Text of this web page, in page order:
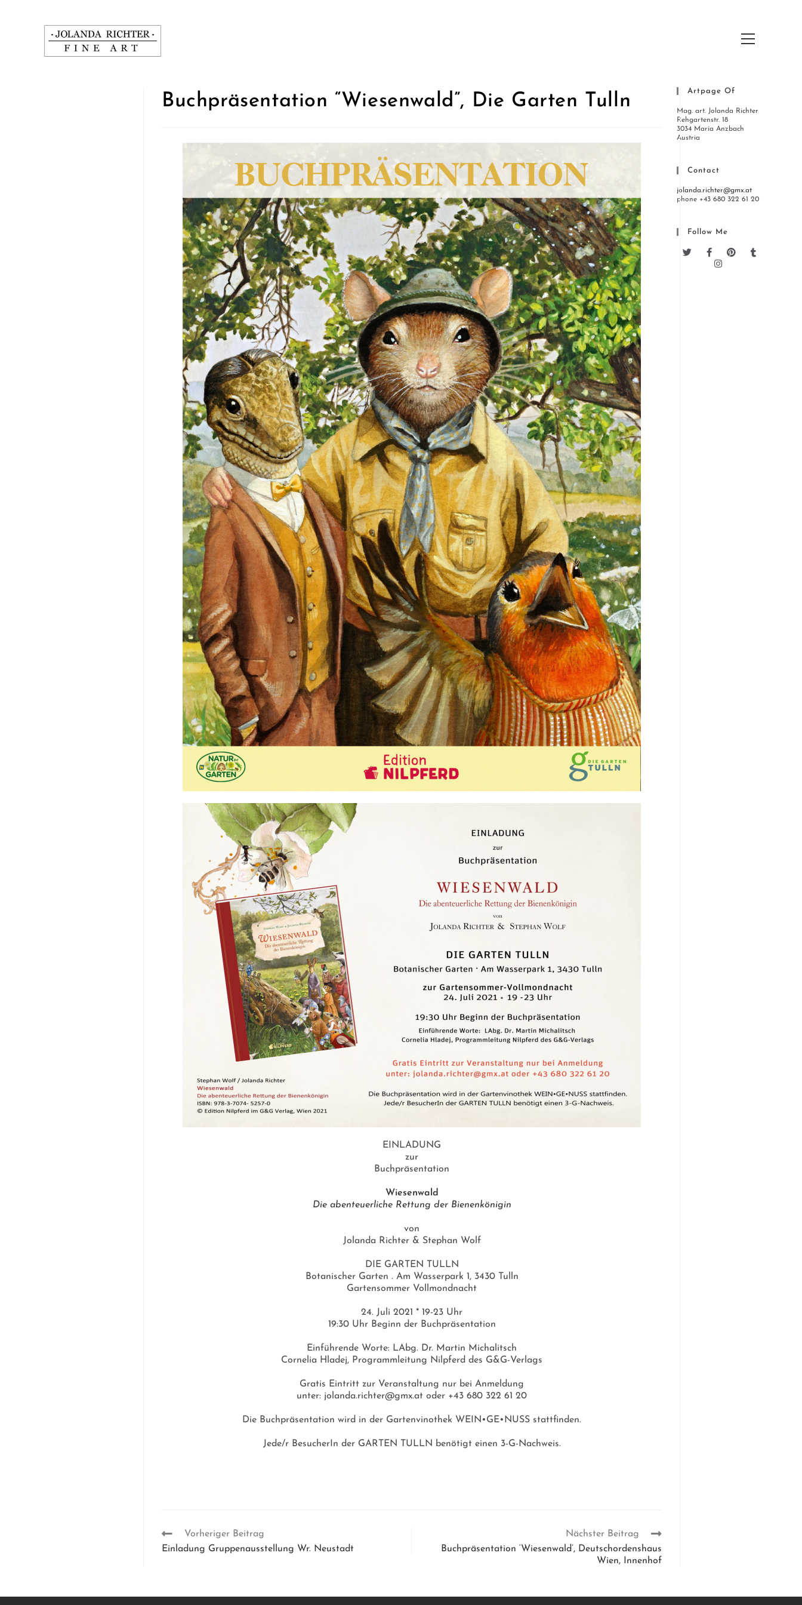
Buchpräsentation “Wiesenwald”, Die Garten Tulln
EINLADUNG
zur
Buchpräsentation
Wiesenwald
Die abenteuerliche Rettung der Bienenkönigin
von
Jolanda Richter & Stephan Wolf
DIE GARTEN TULLN
Botanischer Garten . Am Wasserpark 1, 3430 Tulln
Gartensommer Vollmondnacht
24. Juli 2021 * 19-23 Uhr
19:30 Uhr Beginn der Buchpräsentation
Einführende Worte: LAbg. Dr. Martin Michalitsch
Cornelia Hladej, Programmleitung Nilpferd des G&G-Verlags
Gratis Eintritt zur Veranstaltung nur bei Anmeldung
unter: jolanda.richter@gmx.at oder +43 680 322 61 20
Die Buchpräsentation wird in der Gartenvinothek WEIN•GE•NUSS stattfinden.
Jede/r BesucherIn der GARTEN TULLN benötigt einen 3-G-Nachweis.
Vorheriger Beitrag
Einladung Gruppenausstellung Wr. Neustadt
Nächster Beitrag
Buchpräsentation ‘Wiesenwald’, Deutschordenshaus
Wien, Innenhof
Artpage Of
Mag. art. Jolanda Richter
Rehgartenstr. 18
3034 Maria Anzbach
Austria
Contact
jolanda.richter@gmx.at
phone +43 680 322 61 20
Follow Me